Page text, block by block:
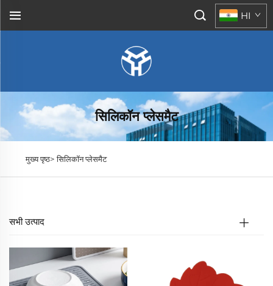
HI
सिलिकॉन प्लेसमैट
मुख्य पृष्ठ> सिलिकॉन प्लेसमैट
सभी उत्पाद